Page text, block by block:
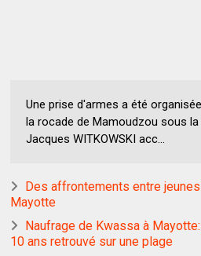
Une prise d'armes a été
la rocade de Mamoudzou sous
Jacques WITKOWSKI acc...
Des affrontements entre
Mayotte
Naufrage de Kwassa à
10 ans retrouvé sur une plage